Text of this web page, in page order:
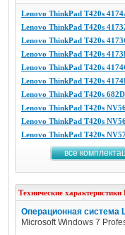
Lenovo ThinkPad T420s
Lenovo ThinkPad T420s
Lenovo ThinkPad T420s
Lenovo ThinkPad T420s
Lenovo ThinkPad T420s
Lenovo ThinkPad T420s
Lenovo ThinkPad T420s
Lenovo ThinkPad T420s
Lenovo ThinkPad T420s
Lenovo ThinkPad T420s
все
Технические характеристики
Операционная система
Microsoft Windows 7